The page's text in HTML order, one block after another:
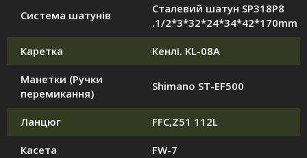
Система шатунів
Сталевий шатун SP318P8
.1/2*3*32*24*34*42*170mm
Каретка Кенлі. KL-08A
Манетки (Ручки
перемикання)
Shimano ST-EF500
Ланцюг FFC,Z51 112L
Касета FW-7